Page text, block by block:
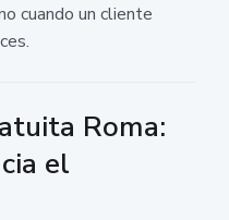
cuando un cliente
Roma:
el